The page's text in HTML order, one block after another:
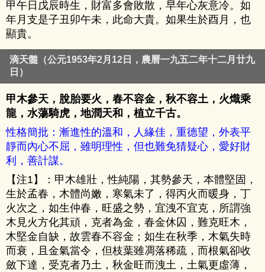
甲午日戊辰時生，財富多會敗散，早年心灰意冷。如
年月支是子丑卯午未，此命大貴。如果生於酉月，也
顯貴。
滴天髓（公元1953年2月12日，農曆一九五二年十二月廿九
日）
甲木參天，脫胎要火，春不容金，秋不容土，火熾乘
龍，水蕩騎虎，地潤天和，植立千古。
性格簡批：漸進性的溫和，人緣佳，重德望，外表平
靜而內心不屈，雖明理性，但也難免猜疑心，愛好財
利，善計謀。
【注1】：甲木雄壯，性純陽，其勢參天，本體堅固，
生於孟春，木體尚嫩，寒氣未了，得丙火而暖身，丁
火次之，如生仲春，旺盛之勢，宜洩不宜克，所謂強
木見火方化其頑，克者為金，春金休囚，難克旺木，
木堅金自缺，故雲春不容金；如生在秋季，木氣失時
而衰，且金氣當令，但枝葉雖凋落稀疏，而根氣卻收
斂下達，受克者乃土，秋金旺而洩土，土氣更虛薄，